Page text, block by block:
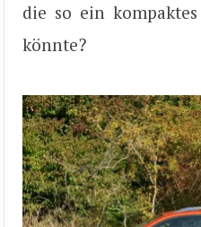
die so ein
könnte?